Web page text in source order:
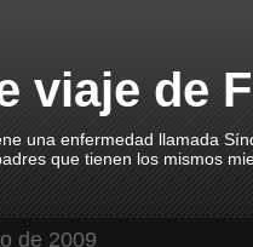
viaje de
una enfermedad llamada
que tienen los mismos
de 2009